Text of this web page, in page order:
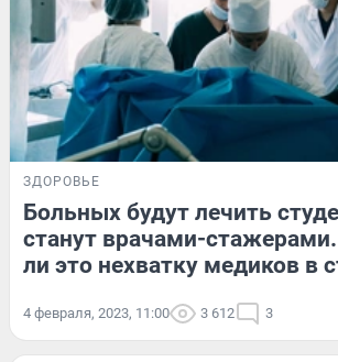
ЗДОРОВЬЕ
Больных будут лечить
станут врачами-
ли это нехватку медиков в
4 февраля, 2023, 11:00 3 612 3